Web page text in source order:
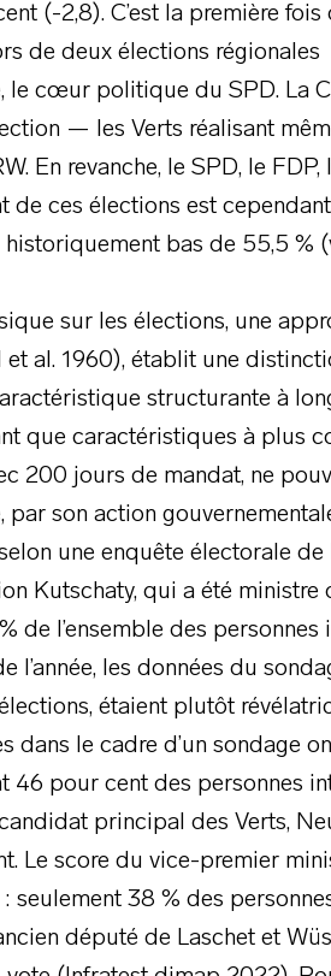
(-2,8). C’est la première fois
de deux élections régionales
le cœur politique du SPD. La
— les Verts réalisant
En revanche, le SPD, le FDP,
de ces élections est
bas de 55,5 %
sur les élections, une
al. 1960), établit une
structurante à
que caractéristiques à plus
200 jours de mandat, ne
son action
une enquête électorale de
Kutschaty, qui a été ministre
de l’ensemble des personnes
l’année, les données du
étaient plutôt
le cadre d’un sondage
46 pour cent des personnes
principal des Verts,
Le score du vice-premier
seulement 38 % des
député de Laschet et